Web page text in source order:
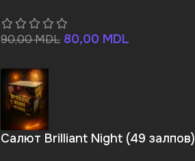
90,00MDL 80,00 MDL
Салют Brilliant Night (49 залпов)